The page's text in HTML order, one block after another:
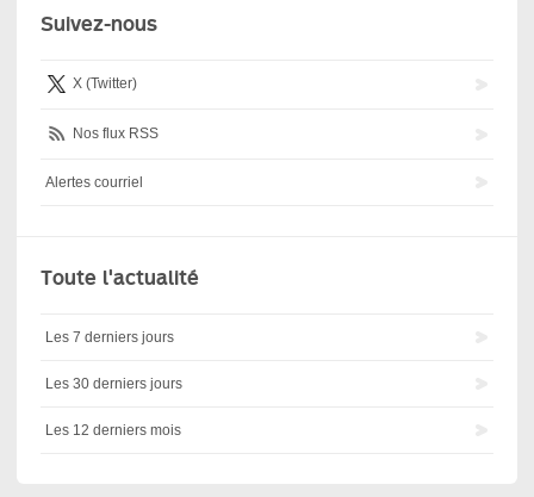
Suivez-nous
X (Twitter)
Nos flux RSS
Alertes courriel
Toute l'actualité
Les 7 derniers jours
Les 30 derniers jours
Les 12 derniers mois